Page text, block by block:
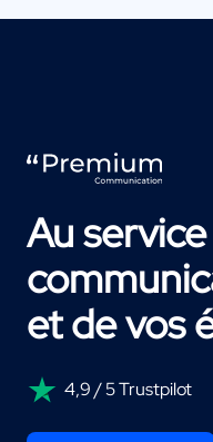
Au
et de vos
4,9 / 5 Trustpilot